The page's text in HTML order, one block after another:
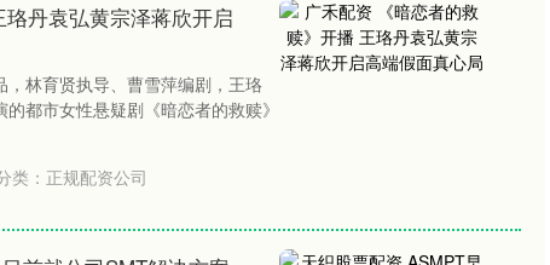
丹袁弘黄宗泽蒋欣开启
林育贤执导、曹雪萍编剧，王珞
都市女性悬疑剧《暗恋者的救赎》
类： 正规配资公司